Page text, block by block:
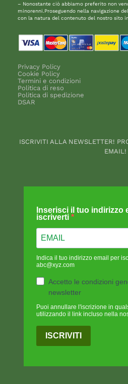
– Nonostante ciò abbiamo preferito non
minorenni.Proseguendo nella navigazione
con la natura del contenuto del nostro sito
Privacy Policy
Cookie Policy
Termini e condizioni
Politica di reso
Politica di spedizione
DSAR
ISCRIVITI ALLA NEWSLETTER!
EMAIL!
Inserisci il tuo indirizzo
iscriverti
Indica il tuo indirizzo email per
abc@xyz.com
Accetto le condizioni
newsletter
Puoi annullare l'iscrizione in
utilizzando il link incluso nella
ISCRIVITI